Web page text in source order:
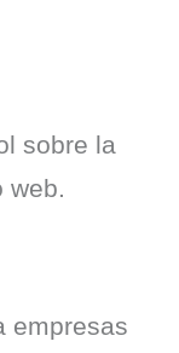
sobre la
web.
empresas